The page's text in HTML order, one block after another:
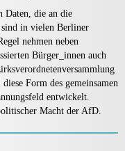
Daten, die an die
sind in vielen Berliner
nehmen neben
Bürger_innen auch
Form des gemeinsamen
entwickelt.
Macht der AfD.